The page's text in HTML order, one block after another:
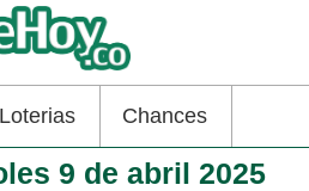
Loterias Chances
9 de abril 2025